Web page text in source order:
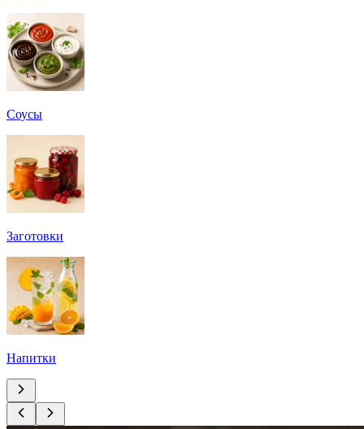
Соусы
Заготовки
Напитки